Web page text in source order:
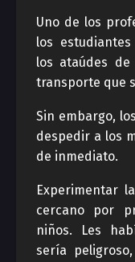
Uno de los
los
los ataúdes
transporte que
Sin embargo,
despedir a los
de inmediato.
Experimentar
cercano por
niños. Les
sería